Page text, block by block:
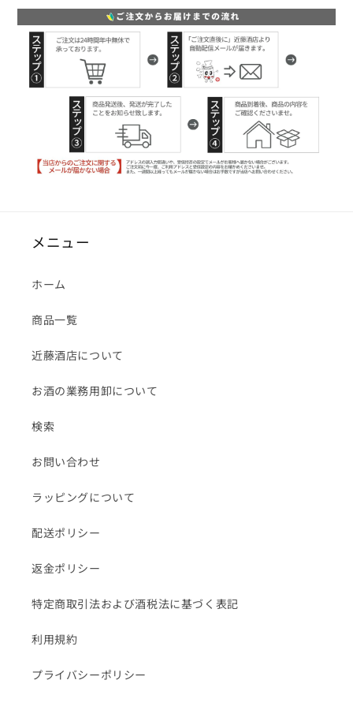
メニュー
ホーム
商品一覧
近藤酒店について
お酒の業務用卸について
検索
お問い合わせ
ラッピングについて
配送ポリシー
返金ポリシー
特定商取引法および酒税法に基づく表記
利用規約
プライバシーポリシー